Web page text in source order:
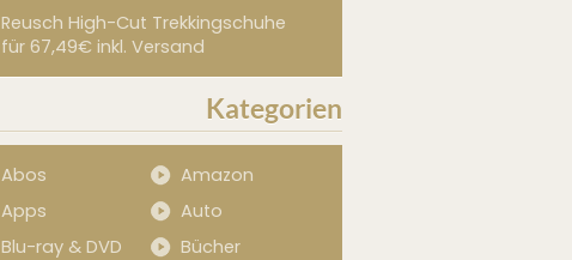
Reusch High-Cut Trekkingschuhe
für 67,49€ inkl. Versand
Kategorien
Abos
Amazon
Apps
Auto
Blu-ray & DVD
Bücher